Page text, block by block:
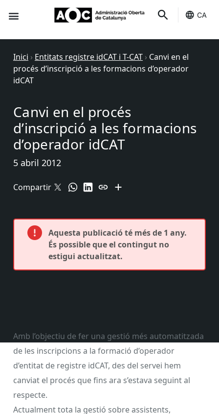
CA
Inici › Entitats registre idCAT i T-CAT › Canvi en el
procés d’inscripció a les formacions d’operador
idCAT
Canvi en el procés
d’inscripció a les formacions
d’operador idCAT
5 abril 2012
Compartir
Aquesta publicació té més de 1 any.
És possible que el contingut no
estigui actualitzat.
Amb l’objectiu de fer una gestió més automatitzada
de les inscripcions a la formació d’operador
d’entitat de registre idCAT, des del servei hem
canviat el procés que fins ara s’estava seguint al
respecte.
Actualment tota la gestió sobre assistents,